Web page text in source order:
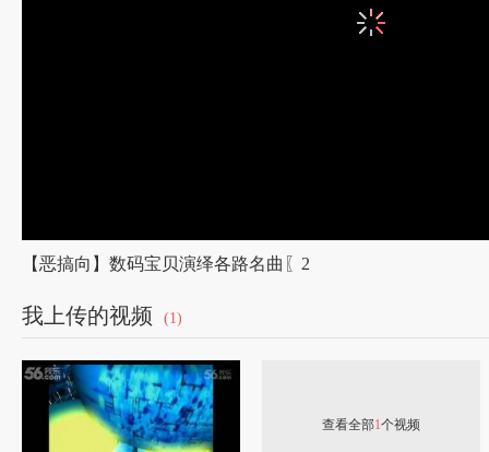
【恶搞向】数码宝贝演绎各路名曲〖2
我上传的视频 (1)
查看全部1个视频